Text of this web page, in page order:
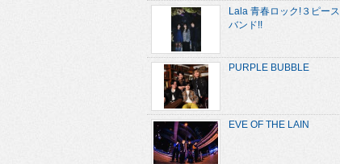
Lala 青春ロック!３ピース
バンド!!
PURPLE BUBBLE
EVE OF THE LAIN